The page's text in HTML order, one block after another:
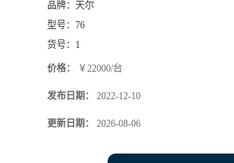
品牌： 天尔
型号： 76
货号： 1
价格： ￥22000/台
发布日期： 2022-12-10
更新日期： 2026-08-06